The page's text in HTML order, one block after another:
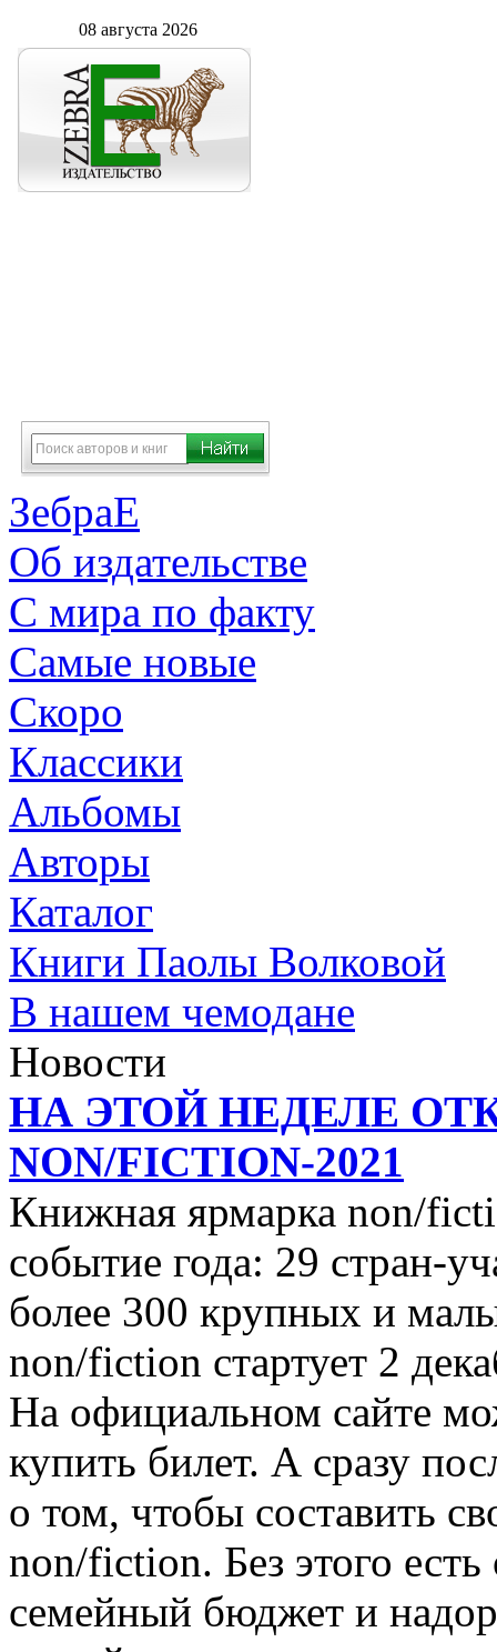
08 августа 2026
ЗебраЕ
Об издательстве
С мира по факту
Самые новые
Скоро
Классики
Альбомы
Авторы
Каталог
Книги Паолы Волковой
В нашем чемодане
Новости
НА ЭТОЙ НЕДЕЛЕ
NON/FICTION-2021
Книжная ярмарка non/
событие года: 29 стран-
более 300 крупных и
non/fiction стартует 2
На официальном сайте
купить билет. А сразу
о том, чтобы составить
non/fiction. Без этого есть
семейный бюджет и